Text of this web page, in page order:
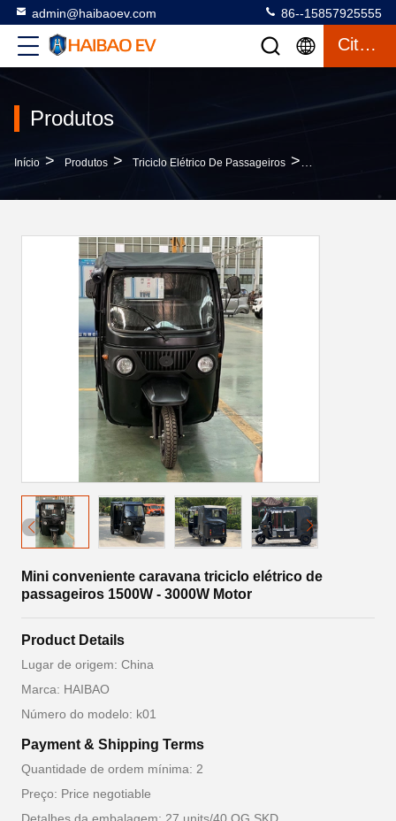
admin@haibaoev.com 86--15857925555
Citações
Produtos
Início > Produtos > Triciclo Elétrico De Passageiros >
Mini conveniente caravana triciclo elétrico de
passageiros 1500W - 3000W Motor
Product Details
Lugar de origem: China
Marca: HAIBAO
Número do modelo: k01
Payment & Shipping Terms
Quantidade de ordem mínima: 2
Preço: Price negotiable